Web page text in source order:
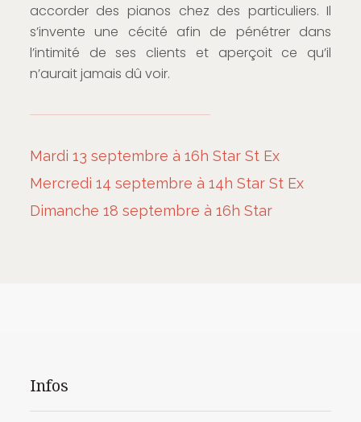
accorder des pianos chez des particuliers. Il
s’invente une cécité afin de pénétrer dans
l’intimité de ses clients et aperçoit ce qu’il
n’aurait jamais dû voir.
Mardi 13 septembre à 16h Star St Ex
Mercredi 14 septembre à 14h Star St Ex
Dimanche 18 septembre à 16h Star
Infos